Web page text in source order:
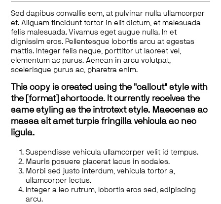
Sed dapibus convallis sem, at pulvinar nulla ullamcorper
et. Aliquam tincidunt tortor in elit dictum, et malesuada
felis malesuada. Vivamus eget augue nulla. In et
dignissim eros. Pellentesque lobortis arcu at egestas
mattis. Integer felis neque, porttitor ut laoreet vel,
elementum ac purus. Aenean in arcu volutpat,
scelerisque purus ac, pharetra enim.
This copy is created using the "callout" style with
the [format] shortcode. It currently receives the
same styling as the introtext style. Maecenas ac
massa sit amet turpis fringilla vehicula ac nec
ligula.
Suspendisse vehicula ullamcorper velit id tempus.
Mauris posuere placerat lacus in sodales.
Morbi sed justo interdum, vehicula tortor a,
ullamcorper lectus.
Integer a leo rutrum, lobortis eros sed, adipiscing
arcu.